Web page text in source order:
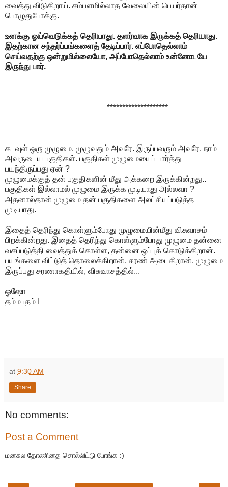
வைத்து விடுகிறாய். சம்பளமில்லாத வேலையின் பெயர்தான்
பொழுதுபோக்கு.
உனக்கு ஓய்வெடுக்கத் தெரியாது. தளர்வாக இருக்கத் தெரியாது.
இதற்கான சந்தர்ப்பங்களைத் தேடிப்பார். எப்போதெல்லாம்
செய்வதற்கு ஒன்றுமில்லையோ, அப்போதெல்லாம் உன்னோடயே
இருந்து பார்.
********************
கடவுள் ஒரு முழுமை. முழுவதும் அவரே. இருப்பவரும் அவரே. நாம்
அவருடைய பகுதிகள். பகுதிகள் முழுமையைப் பார்த்து
பயந்திருப்பது ஏன் ?
முழுமைக்குத் தன் பகுதிகளின் மீது அக்கறை இருக்கின்றது..
பகுதிகள் இல்லாமல் முழுமை இருக்க முடியாது அல்லவா ?
அதனால்தான் முழுமை தன் பகுதிகளை அலட்சியப்படுத்த
முடியாது.
இதைத் தெரிந்து கொள்ளும்போது முழுமையின்மீது விசுவாசம்
பிறக்கின்றது. இதைத் தெரிந்து கொள்ளும்போது முழுமை தன்னை
வசப்படுத்தி வைத்துக் கொள்ள, தன்னை ஒப்புக் கொடுக்கிறான்.
பயங்களை விட்டுத் தொலைக்கிறான். சரண் அடைகிறான். முழுமை
இருப்பது சரணாகதியில், விசுவாசத்தில்...
ஓஷோ
தம்மபதம் I
at 9:30 AM
Share
No comments:
Post a Comment
மனசுல தோணினத சொல்லிட்டு போங்க :)